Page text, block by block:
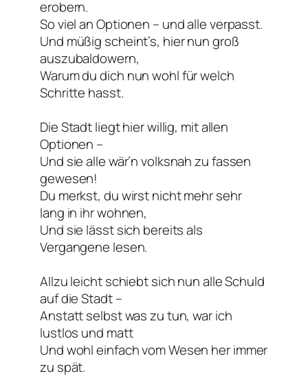
erobern.
So viel an Optionen – und alle verpasst.
Und müßig scheint’s, hier nun groß
auszubaldowern,
Warum du dich nun wohl für welch
Schritte hasst.
Die Stadt liegt hier willig, mit allen
Optionen –
Und sie alle wär’n volksnah zu fassen
gewesen!
Du merkst, du wirst nicht mehr sehr
lang in ihr wohnen,
Und sie lässt sich bereits als
Vergangene lesen.
Allzu leicht schiebt sich nun alle Schuld
auf die Stadt –
Anstatt selbst was zu tun, war ich
lustlos und matt
Und wohl einfach vom Wesen her immer
zu spät.